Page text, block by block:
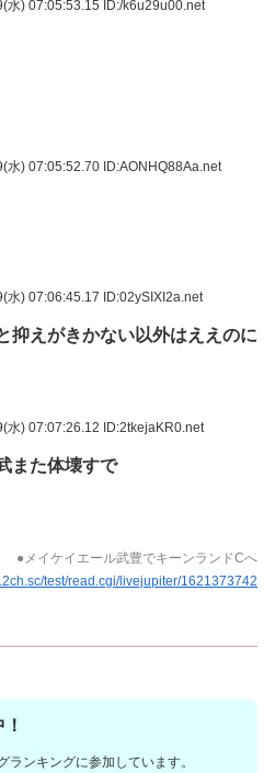
水) 07:05:53.15 ID:/k6u29u00.net
水) 07:05:52.70 ID:AONHQ88Aa.net
水) 07:06:45.17 ID:02ySIXI2a.net
抑えがきかない以外はええのに
水) 07:07:26.12 ID:2tkejaKR0.net
また体壊すで
●メイケイエール武豊でキーンランドCへ
test/read.cgi/livejupiter/1621373742
ランキングに参加しています。